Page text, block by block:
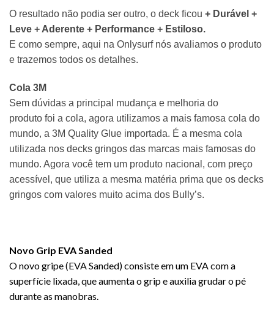
O resultado não podia ser outro, o deck ficou + Durável +
Leve + Aderente + Performance + Estiloso.
E como sempre, aqui na Onlysurf nós avaliamos o produto
e trazemos todos os detalhes.
Cola 3M
Sem dúvidas a principal mudança e melhoria do
produto foi a cola, agora utilizamos a mais famosa cola do
mundo, a 3M Quality Glue importada. É a mesma cola
utilizada nos decks gringos das marcas mais famosas do
mundo. Agora você tem um produto nacional, com preço
acessível, que utiliza a mesma matéria prima que os decks
gringos com valores muito acima dos Bully’s.
Novo Grip EVA Sanded
O novo gripe (EVA Sanded) consiste em um EVA com a
superfície lixada, que aumenta o grip e auxilia grudar o pé
durante as manobras.